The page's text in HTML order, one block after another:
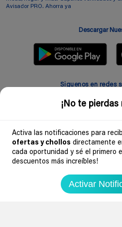
¡No te pierdas
Activa las notificaciones para
ofertas y chollos directamente
cada oportunidad y sé el primero
descuentos más increíbles!
Activar
Avisador PRO. Ahorra ya
Descargar
Siguenos en redes
Introduciendo mi correo electronico acepto la
consentimiento a recibir comerciales a traves